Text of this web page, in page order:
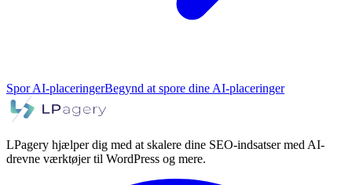
Spor AI-placeringerBegynd at spore dine AI-placeringer
LPagery hjælper dig med at skalere dine SEO-indsatser med AI-
drevne værktøjer til WordPress og mere.